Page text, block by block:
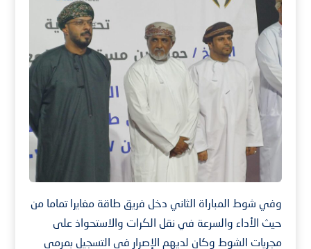
وفي شوط المباراة الثاني دخل فريق طاقة مغايرا تماما من
حيث الأداء والسرعة في نقل الكرات والاستحواذ على
مجريات الشوط وكان لديهم الإصرار في التسجيل بمرمى